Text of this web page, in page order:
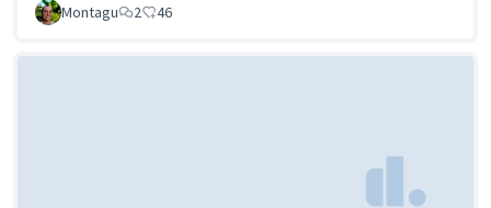
Montagu
2 46